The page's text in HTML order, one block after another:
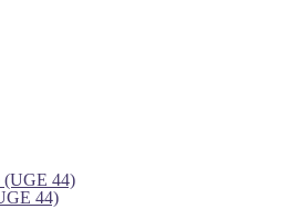
(UGE 44)
44)